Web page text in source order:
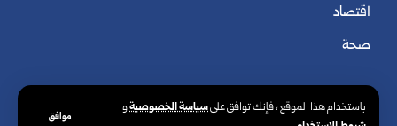
باستخدام هذا الموقع ، فإنك توافق علىسياسة الخصوصيةو
موافق
اقتصاد
صحة